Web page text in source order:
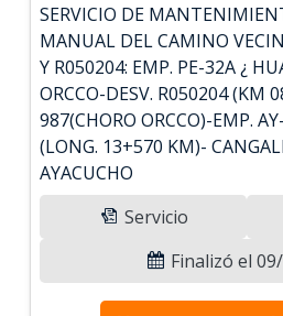
SERVICIO DE
MANUAL DEL CAMINO
Y R050204: EMP. PE-32A ¿
ORCCO-DESV. R050204 (KM
987(CHORO ORCCO)-EMP.
(LONG. 13+570 KM)-
AYACUCHO
Servicio
Finalizó el